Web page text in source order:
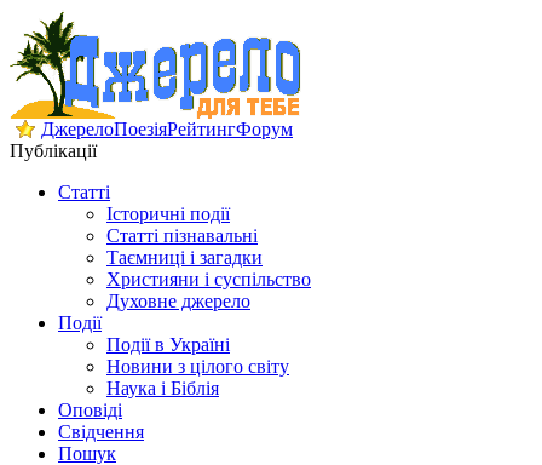
ДжерелоПоезіяРейтингФорум
Публікації
Статті
Історичні події
Статті пізнавальні
Таємниці і загадки
Християни і суспільство
Духовне джерело
Події
Події в Україні
Новини з цілого світу
Наука і Біблія
Оповіді
Свідчення
Пошук